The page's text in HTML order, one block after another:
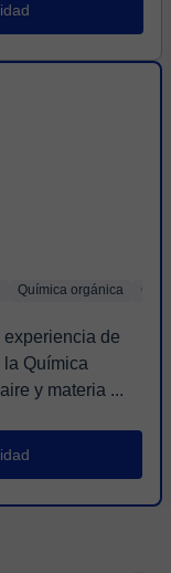
Química orgánica
de
Química
y materia ...